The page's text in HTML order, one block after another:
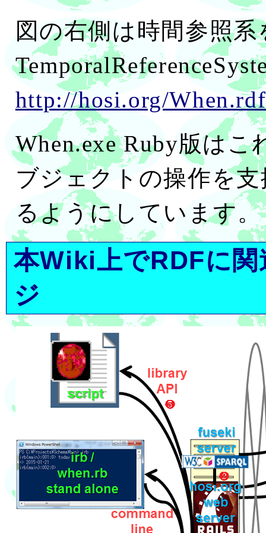
図の右側は時間参照系
http://hosi.org/When.rdf
When.exe Ruby版は
ブジェクトの操作を
るようにしています。
本Wiki上でRDFに
ジ